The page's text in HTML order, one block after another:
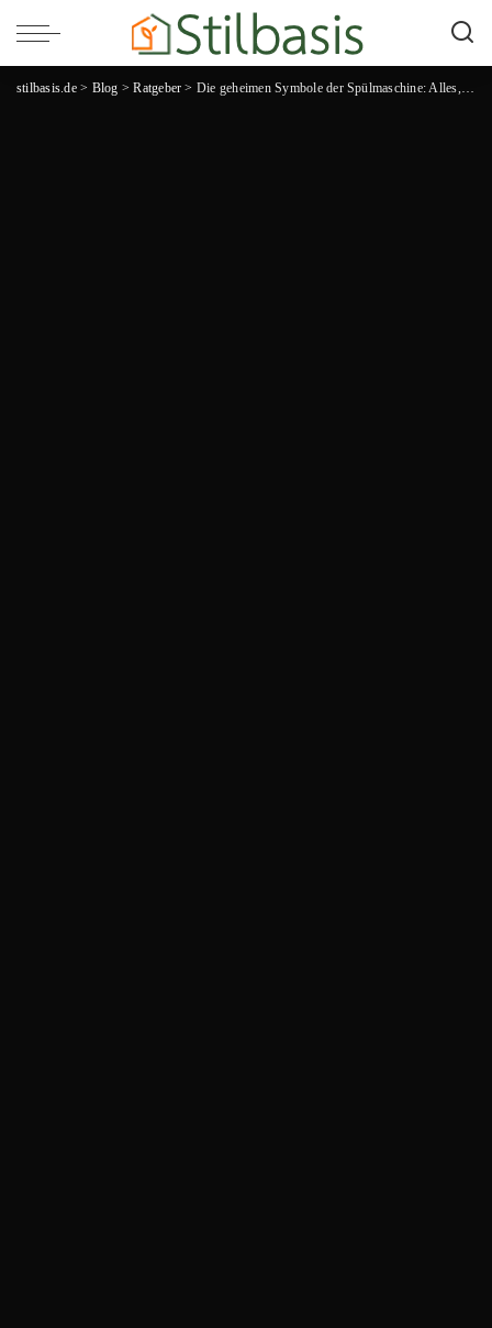
stilbasis.de> Blog >Ratgeber > Die geheimen Symbole der Spülmaschine: Alles, was du wissen musst!